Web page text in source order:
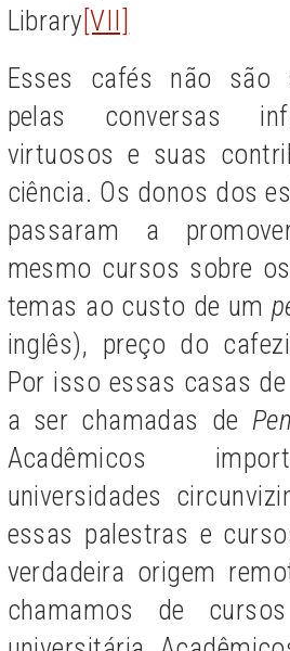
Library[VII]
Esses cafés não são
pelas conversas
virtuosos e suas
ciência. Os donos dos
passaram a
mesmo cursos sobre
temas ao custo de um
inglês), preço do
Por isso essas casas
a ser chamadas de
Acadêmicos
universidades
essas palestras e
verdadeira origem
chamamos de